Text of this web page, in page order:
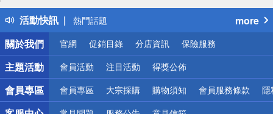
活動快訊
得獎公告
熱門話題
銀行優惠
偏遠地區配送
詐騙網頁！請小心！
more
關於我們
官網 促銷目錄 分店資訊 保險服務
主題活動 會員活動 注目活動 得獎公佈
會員專區 會員專區 大宗採購 購物須知 會員服務條款 隱